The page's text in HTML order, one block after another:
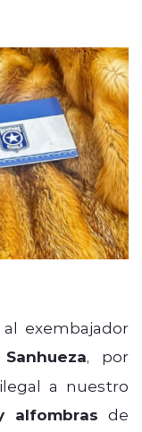
exembajador
, por
a nuestro
alfombras de